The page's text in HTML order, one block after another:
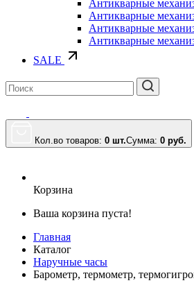
Антикварные
Антикварные
Антикварные
Антикварные
SALE
Кол.во товаров: 0 шт.Сумма: 0 руб.
Корзина
Ваша корзина пуста!
Главная
Каталог
Наручные часы
Барометр, термометр,